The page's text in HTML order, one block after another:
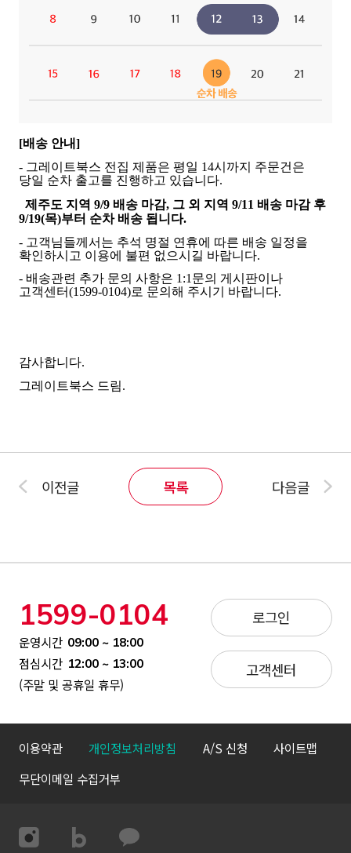
[배송 안내]
- 그레이트북스 전집 제품은 평일 14시까지 주문건은
당일 순차 출고를 진행하고 있습니다.
제주도 지역 9/9 배송 마감, 그 외 지역 9/11 배송 마감 후
9/19(목)부터 순차 배송 됩니다.
- 고객님들께서는 추석 명절 연휴에 따른 배송 일정을
확인하시고 이용에 불편 없으시길 바랍니다.
- 배송관련 추가 문의 사항은 1:1문의 게시판이나
고객센터(1599-0104)로 문의해 주시기 바랍니다.
감사합니다.
그레이트북스 드림.
이전글 목록 다음글
1599-0104
운영시간 09:00 ~ 18:00
점심시간 12:00 ~ 13:00
(주말 및 공휴일 휴무)
로그인
고객센터
이용약관 개인정보처리방침 A/S 신청
사이트맵
무단이메일 수집거부